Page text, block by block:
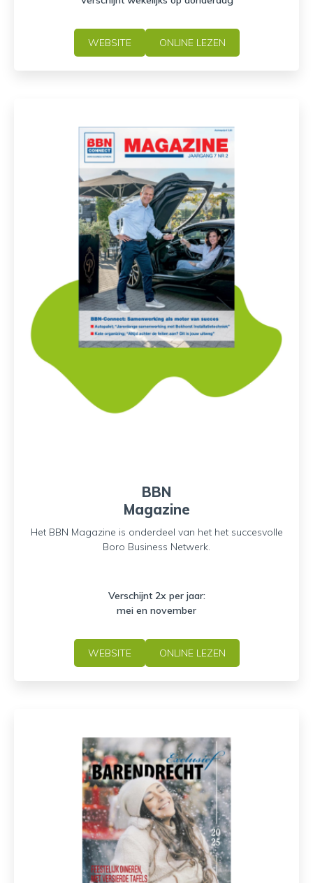
WEBSITE ONLINE LEZEN
BBN
Magazine
Het BBN Magazine is onderdeel van het het succesvolle
Boro Business Netwerk.
Verschijnt 2x per jaar:
mei en november
WEBSITE ONLINE LEZEN